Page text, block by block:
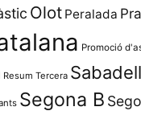
Olot Peralada
Promoció
Resum Tercera Sabadell
Segona B